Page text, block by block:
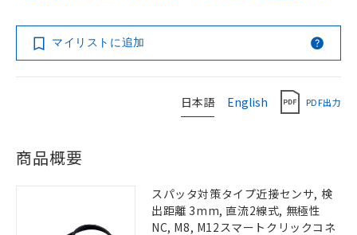
マイリストに追加
日本語 English PDF出力
商品概要
スパッタ対策タイプ近接センサ, 検
出距離 3mm, 直流2線式, 無極性
NC, M8, M12スマートクリックコネ